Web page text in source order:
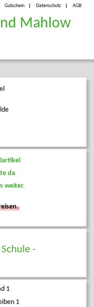
Gutschein Datenschutz AGB
da
weiter.
-
1
1